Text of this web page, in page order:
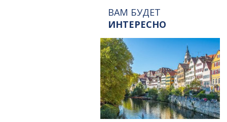
ВАМ БУДЕТ
ИНТЕРЕСНО